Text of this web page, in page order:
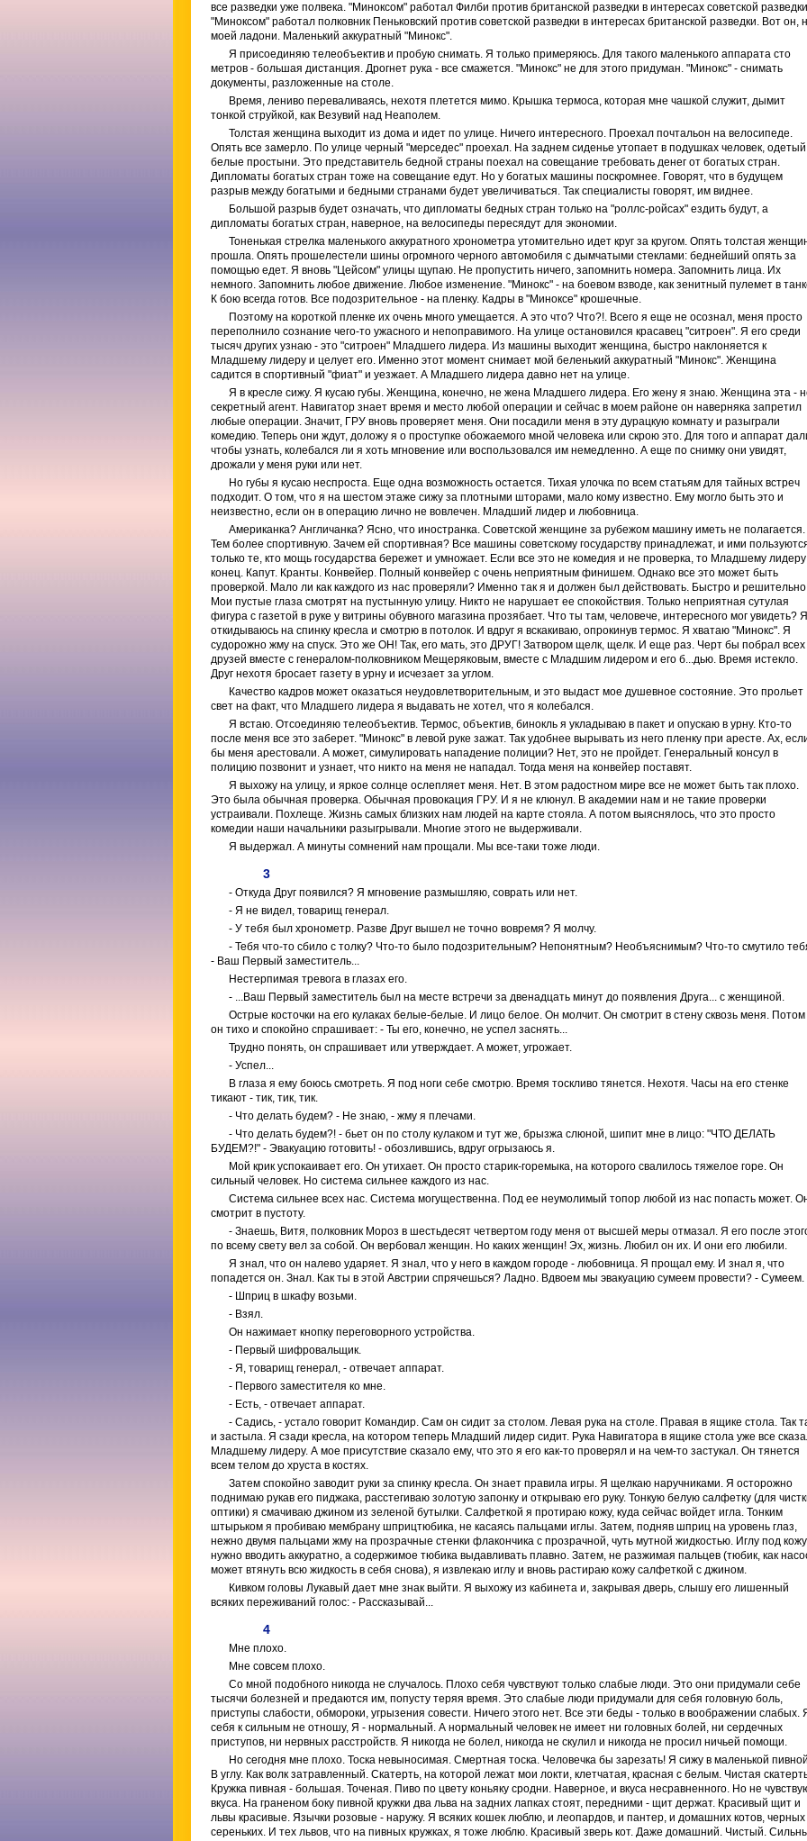
все разведки уже полвека. "Миноксом" работал Филби против британской разведки в интересах советской
"Миноксом" работал полковник Пеньковский против советской разведки в интересах британской разведки. Вот он,
моей ладони. Маленький аккуратный "Минокс".
Я присоединяю телеобъектив и пробую снимать. Я только примеряюсь. Для такого маленького аппарата сто
метров - большая дистанция. Дрогнет рука - все смажется. "Минокс" не для этого придуман. "Минокс" - снимать
документы, разложенные на столе.
Время, лениво переваливаясь, нехотя плетется мимо. Крышка термоса, которая мне чашкой служит, дымит
тонкой струйкой, как Везувий над Неаполем.
Толстая женщина выходит из дома и идет по улице. Ничего интересного. Проехал почтальон на велосипеде.
Опять все замерло. По улице черный "мерседес" проехал. На заднем сиденье утопает в подушках человек, одетый
белые простыни. Это представитель бедной страны поехал на совещание требовать денег от богатых стран.
Дипломаты богатых стран тоже на совещание едут. Но у богатых машины поскромнее. Говорят, что в будущем
разрыв между богатыми и бедными странами будет увеличиваться. Так специалисты говорят, им виднее.
Большой разрыв будет означать, что дипломаты бедных стран только на "роллс-ройсах" ездить будут, а
дипломаты богатых стран, наверное, на велосипеды пересядут для экономии.
Тоненькая стрелка маленького аккуратного хронометра утомительно идет круг за кругом. Опять толстая
прошла. Опять прошелестели шины огромного черного автомобиля с дымчатыми стеклами: беднейший опять за
помощью едет. Я вновь "Цейсом" улицы щупаю. Не пропустить ничего, запомнить номера. Запомнить лица. Их
немного. Запомнить любое движение. Любое изменение. "Минокс" - на боевом взводе, как зенитный пулемет в
К бою всегда готов. Все подозрительное - на пленку. Кадры в "Миноксе" крошечные.
Поэтому на короткой пленке их очень много умещается. А это что? Что?!. Всего я еще не осознал, меня просто
переполнило сознание чего-то ужасного и непоправимого. На улице остановился красавец "ситроен". Я его среди
тысяч других узнаю - это "ситроен" Младшего лидера. Из машины выходит женщина, быстро наклоняется к
Младшему лидеру и целует его. Именно этот момент снимает мой беленький аккуратный "Минокс". Женщина
садится в спортивный "фиат" и уезжает. А Младшего лидера давно нет на улице.
Я в кресле сижу. Я кусаю губы. Женщина, конечно, не жена Младшего лидера. Его жену я знаю. Женщина эта -
секретный агент. Навигатор знает время и место любой операции и сейчас в моем районе он наверняка запретил
любые операции. Значит, ГРУ вновь проверяет меня. Они посадили меня в эту дурацкую комнату и разыграли
комедию. Теперь они ждут, доложу я о проступке обожаемого мной человека или скрою это. Для того и аппарат
чтобы узнать, колебался ли я хоть мгновение или воспользовался им немедленно. А еще по снимку они увидят,
дрожали у меня руки или нет.
Но губы я кусаю неспроста. Еще одна возможность остается. Тихая улочка по всем статьям для тайных встреч
подходит. О том, что я на шестом этаже сижу за плотными шторами, мало кому известно. Ему могло быть это и
неизвестно, если он в операцию лично не вовлечен. Младший лидер и любовница.
Американка? Англичанка? Ясно, что иностранка. Советской женщине за рубежом машину иметь не полагается.
Тем более спортивную. Зачем ей спортивная? Все машины советскому государству принадлежат, и ими
только те, кто мощь государства бережет и умножает. Если все это не комедия и не проверка, то Младшему
конец. Капут. Кранты. Конвейер. Полный конвейер с очень неприятным финишем. Однако все это может быть
проверкой. Мало ли как каждого из нас проверяли? Именно так я и должен был действовать. Быстро и
Мои пустые глаза смотрят на пустынную улицу. Никто не нарушает ее спокойствия. Только неприятная сутулая
фигура с газетой в руке у витрины обувного магазина прозябает. Что ты там, человече, интересного мог увидеть? Я
откидываюсь на спинку кресла и смотрю в потолок. И вдруг я вскакиваю, опрокинув термос. Я хватаю "Минокс". Я
судорожно жму на спуск. Это же ОН! Так, его мать, это ДРУГ! Затвором щелк, щелк. И еще раз. Черт бы побрал всех
друзей вместе с генералом-полковником Мещеряковым, вместе с Младшим лидером и его б...дью. Время истекло.
Друг нехотя бросает газету в урну и исчезает за углом.
Качество кадров может оказаться неудовлетворительным, и это выдаст мое душевное состояние. Это прольет
свет на факт, что Младшего лидера я выдавать не хотел, что я колебался.
Я встаю. Отсоединяю телеобъектив. Термос, объектив, бинокль я укладываю в пакет и опускаю в урну. Кто-то
после меня все это заберет. "Минокс" в левой руке зажат. Так удобнее вырывать из него пленку при аресте. Ах,
бы меня арестовали. А может, симулировать нападение полиции? Нет, это не пройдет. Генеральный консул в
полицию позвонит и узнает, что никто на меня не нападал. Тогда меня на конвейер поставят.
Я выхожу на улицу, и яркое солнце ослепляет меня. Нет. В этом радостном мире все не может быть так плохо.
Это была обычная проверка. Обычная провокация ГРУ. И я не клюнул. В академии нам и не такие проверки
устраивали. Похлеще. Жизнь самых близких нам людей на карте стояла. А потом выяснялось, что это просто
комедии наши начальники разыгрывали. Многие этого не выдерживали.
Я выдержал. А минуты сомнений нам прощали. Мы все-таки тоже люди.
3
- Откуда Друг появился? Я мгновение размышляю, соврать или нет.
- Я не видел, товарищ генерал.
- У тебя был хронометр. Разве Друг вышел не точно вовремя? Я молчу.
- Тебя что-то сбило с толку? Что-то было подозрительным? Непонятным? Необъяснимым? Что-то смутило
- Ваш Первый заместитель...
Нестерпимая тревога в глазах его.
- ...Ваш Первый заместитель был на месте встречи за двенадцать минут до появления Друга... с женщиной.
Острые косточки на его кулаках белые-белые. И лицо белое. Он молчит. Он смотрит в стену сквозь меня. Потом
он тихо и спокойно спрашивает: - Ты его, конечно, не успел заснять...
Трудно понять, он спрашивает или утверждает. А может, угрожает.
- Успел...
В глаза я ему боюсь смотреть. Я под ноги себе смотрю. Время тоскливо тянется. Нехотя. Часы на его стенке
тикают - тик, тик, тик.
- Что делать будем? - Не знаю, - жму я плечами.
- Что делать будем?! - бьет он по столу кулаком и тут же, брызжа слюной, шипит мне в лицо: "ЧТО ДЕЛАТЬ
БУДЕМ?!" - Эвакуацию готовить! - обозлившись, вдруг огрызаюсь я.
Мой крик успокаивает его. Он утихает. Он просто старик-горемыка, на которого свалилось тяжелое горе. Он
сильный человек. Но система сильнее каждого из нас.
Система сильнее всех нас. Система могущественна. Под ее неумолимый топор любой из нас попасть может.
смотрит в пустоту.
- Знаешь, Витя, полковник Мороз в шестьдесят четвертом году меня от высшей меры отмазал. Я его после
по всему свету вел за собой. Он вербовал женщин. Но каких женщин! Эх, жизнь. Любил он их. И они его любили.
Я знал, что он налево ударяет. Я знал, что у него в каждом городе - любовница. Я прощал ему. И знал я, что
попадется он. Знал. Как ты в этой Австрии спрячешься? Ладно. Вдвоем мы эвакуацию сумеем провести? - Сумеем.
- Шприц в шкафу возьми.
- Взял.
Он нажимает кнопку переговорного устройства.
- Первый шифровальщик.
- Я, товарищ генерал, - отвечает аппарат.
- Первого заместителя ко мне.
- Есть, - отвечает аппарат.
- Садись, - устало говорит Командир. Сам он сидит за столом. Левая рука на столе. Правая в ящике стола. Так
и застыла. Я сзади кресла, на котором теперь Младший лидер сидит. Рука Навигатора в ящике стола уже все
Младшему лидеру. А мое присутствие сказало ему, что это я его как-то проверял и на чем-то застукал. Он тянется
всем телом до хруста в костях.
Затем спокойно заводит руки за спинку кресла. Он знает правила игры. Я щелкаю наручниками. Я осторожно
поднимаю рукав его пиджака, расстегиваю золотую запонку и открываю его руку. Тонкую белую салфетку (для
оптики) я смачиваю джином из зеленой бутылки. Салфеткой я протираю кожу, куда сейчас войдет игла. Тонким
штырьком я пробиваю мембрану шприцтюбика, не касаясь пальцами иглы. Затем, подняв шприц на уровень глаз,
нежно двумя пальцами жму на прозрачные стенки флакончика с прозрачной, чуть мутной жидкостью. Иглу под кожу
нужно вводить аккуратно, а содержимое тюбика выдавливать плавно. Затем, не разжимая пальцев (тюбик, как
может втянуть всю жидкость в себя снова), я извлекаю иглу и вновь растираю кожу салфеткой с джином.
Кивком головы Лукавый дает мне знак выйти. Я выхожу из кабинета и, закрывая дверь, слышу его лишенный
всяких переживаний голос: - Рассказывай...
4
Мне плохо.
Мне совсем плохо.
Со мной подобного никогда не случалось. Плохо себя чувствуют только слабые люди. Это они придумали себе
тысячи болезней и предаются им, попусту теряя время. Это слабые люди придумали для себя головную боль,
приступы слабости, обмороки, угрызения совести. Ничего этого нет. Все эти беды - только в воображении слабых.
себя к сильным не отношу, Я - нормальный. А нормальный человек не имеет ни головных болей, ни сердечных
приступов, ни нервных расстройств. Я никогда не болел, никогда не скулил и никогда не просил ничьей помощи.
Но сегодня мне плохо. Тоска невыносимая. Смертная тоска. Человечка бы зарезать! Я сижу в маленькой
В углу. Как волк затравленный. Скатерть, на которой лежат мои локти, клетчатая, красная с белым. Чистая
Кружка пивная - большая. Точеная. Пиво по цвету коньяку сродни. Наверное, и вкуса несравненного. Но не
вкуса. На граненом боку пивной кружки два льва на задних лапках стоят, передними - щит держат. Красивый щит и
львы красивые. Язычки розовые - наружу. Я всяких кошек люблю, и леопардов, и пантер, и домашних котов, черных
сереньких. И тех львов, что на пивных кружках, я тоже люблю. Красивый зверь кот. Даже домашний. Чистый.